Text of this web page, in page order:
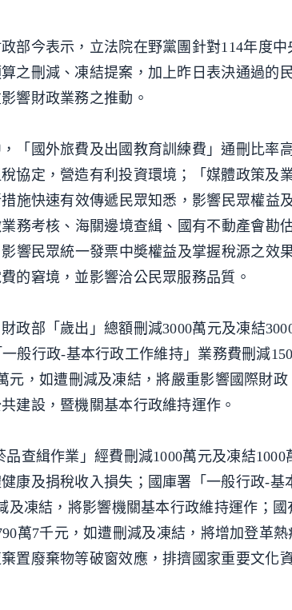
部今表示，立法院在野黨團針對114年度
之刪減、凍結提案，加上昨日表決通過的
響財政業務之推動。
「國外旅費及出國教育訓練費」通刪比率
協定，營造有利投資環境；「媒體政策及
施快速有效傳遞民眾知悉，影響民眾權益
務考核、海關邊境查緝、國有不動產會勘
響民眾統一發票中奬權益及掌握稅源之效
的窘境，並影響洽公民眾服務品質。
政部「歲出」總額刪減3000萬元及凍結
般行政-基本行政工作維持」業務費刪減
元，如遭刪減及凍結，將嚴重影響國際財
建設，暨機關基本行政維持運作。
查緝作業」經費刪減1000萬元及凍結
康及捐稅收入損失；國庫署「一般行政-基
及凍結，將影響機關基本行政維持運作；
萬7千元，如遭刪減及凍結，將增加登革
置廢棄物等破窗效應，排擠國家重要文化